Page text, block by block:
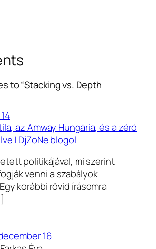
to “Stacking vs. Depth
az Amway Hungária, és a zéró
| DjZoNe blogol
politikájával, mi szerint
venni a szabályok
korábbi rövid írásomra
16